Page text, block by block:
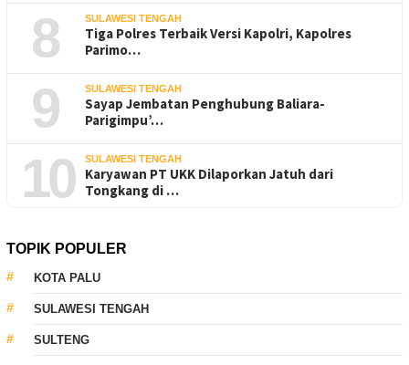
8 SULAWESI TENGAH
Tiga Polres Terbaik Versi Kapolri, Kapolres
Parimo…
9 SULAWESI TENGAH
Sayap Jembatan Penghubung Baliara-
Parigimpu’…
10 SULAWESI TENGAH
Karyawan PT UKK Dilaporkan Jatuh dari
Tongkang di …
TOPIK POPULER
KOTA PALU
SULAWESI TENGAH
SULTENG